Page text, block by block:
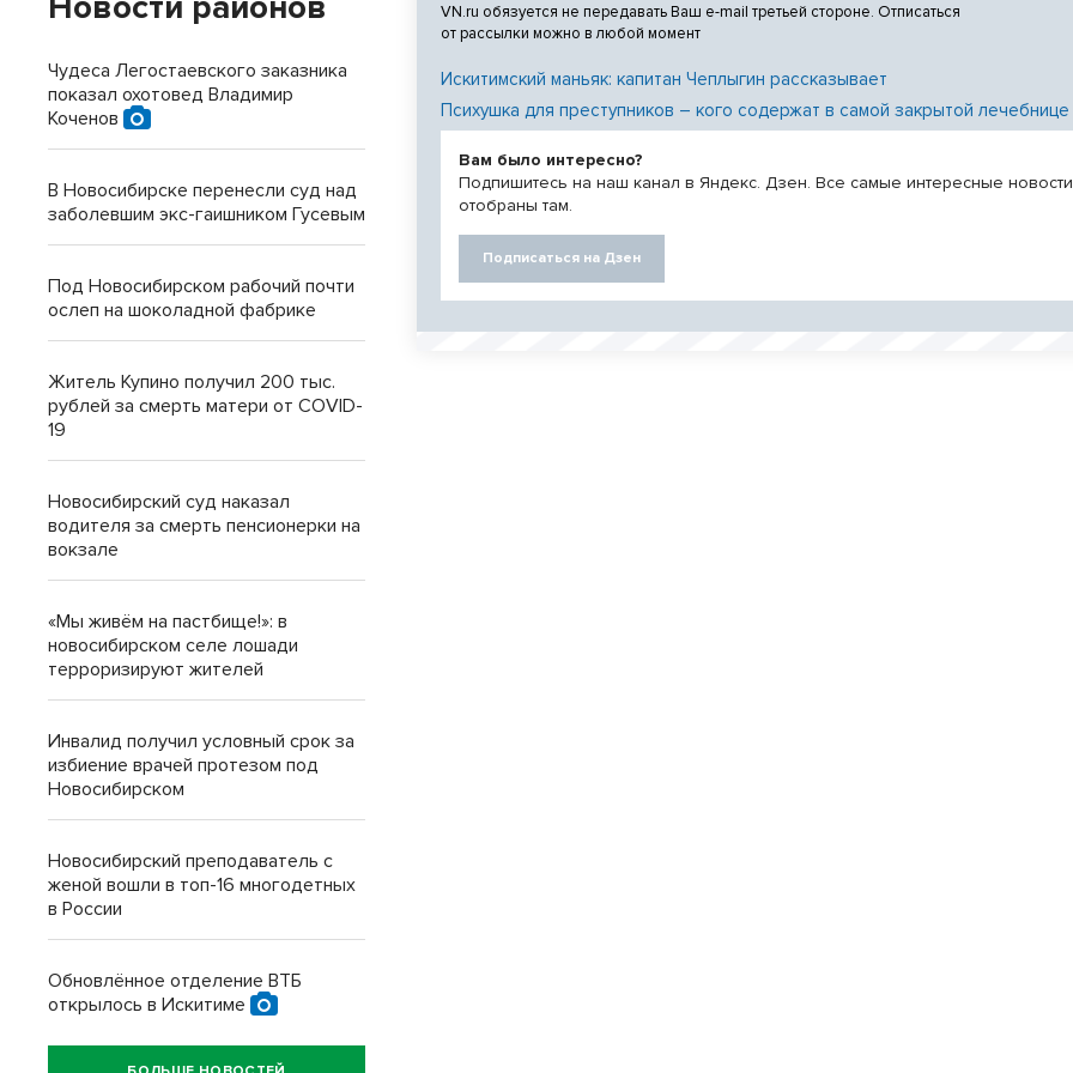
VN.ru обязуется не передавать Ваш e-mail третьей стороне. Отписаться
от рассылки можно в любой момент
Искитимский маньяк: капитан Чеплыгин рассказывает
Психушка для преступников – кого содержат в самой закрытой
Вам было интересно?
Подпишитесь на наш канал в Яндекс. Дзен. Все самые интересные новости
отобраны там.
Подписаться на Дзен
Чудеса Легостаевского заказника
показал охотовед Владимир
Коченов
В Новосибирске перенесли суд над
заболевшим экс-гаишником Гусевым
Под Новосибирском рабочий почти
ослеп на шоколадной фабрике
Житель Купино получил 200 тыс.
рублей за смерть матери от COVID-
19
Новосибирский суд наказал
водителя за смерть пенсионерки на
вокзале
«Мы живём на пастбище!»: в
новосибирском селе лошади
терроризируют жителей
Инвалид получил условный срок за
избиение врачей протезом под
Новосибирском
Новосибирский преподаватель с
женой вошли в топ-16 многодетных
в России
Обновлённое отделение ВТБ
открылось в Искитиме